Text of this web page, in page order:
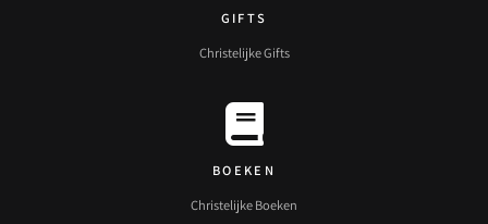
GIFTS
Christelijke Gifts
BOEKEN
Christelijke Boeken